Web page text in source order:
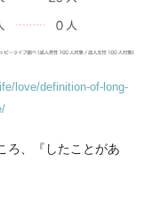
love/definition-of-long-
ろ、『したことがあ